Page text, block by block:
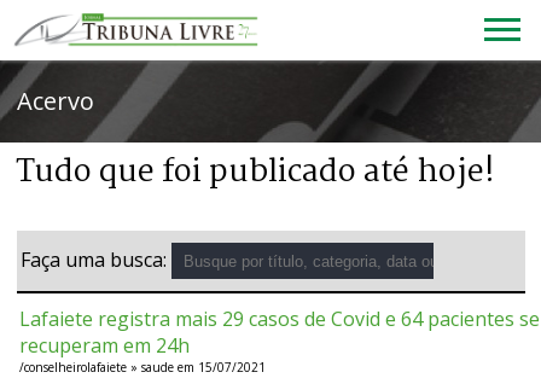
Acervo
Tudo que foi publicado até hoje!
Faça uma busca:
Lafaiete registra mais 29 casos de Covid e 64 pacientes se
recuperam em 24h
/conselheirolafaiete » saude em 15/07/2021